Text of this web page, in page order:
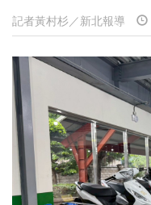
記者黃村杉／新北報導